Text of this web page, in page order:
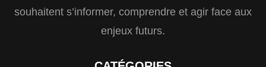
souhaitent s’informer, comprendre et agir face aux
enjeux futurs.